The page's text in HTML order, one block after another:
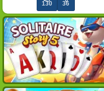
130 36